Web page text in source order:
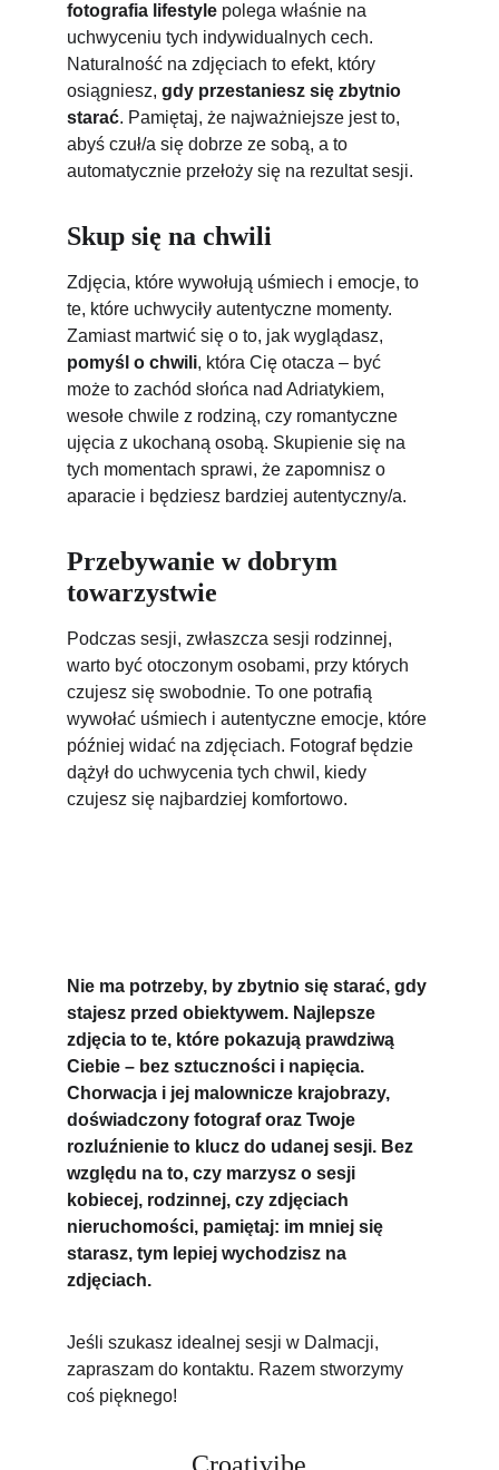
fotografia lifestyle polega właśnie na
uchwyceniu tych indywidualnych cech.
Naturalność na zdjęciach to efekt, który
osiągniesz, gdy przestaniesz się zbytnio
starać. Pamiętaj, że najważniejsze jest to,
abyś czuł/a się dobrze ze sobą, a to
automatycznie przełoży się na rezultat sesji.
Skup się na chwili
Zdjęcia, które wywołują uśmiech i emocje, to
te, które uchwyciły autentyczne momenty.
Zamiast martwić się o to, jak wyglądasz,
pomyśl o chwili, która Cię otacza – być
może to zachód słońca nad Adriatykiem,
wesołe chwile z rodziną, czy romantyczne
ujęcia z ukochaną osobą. Skupienie się na
tych momentach sprawi, że zapomnisz o
aparacie i będziesz bardziej autentyczny/a.
Przebywanie w dobrym
towarzystwie
Podczas sesji, zwłaszcza sesji rodzinnej,
warto być otoczonym osobami, przy których
czujesz się swobodnie. To one potrafią
wywołać uśmiech i autentyczne emocje, które
później widać na zdjęciach. Fotograf będzie
dążył do uchwycenia tych chwil, kiedy
czujesz się najbardziej komfortowo.
Nie ma potrzeby, by zbytnio się starać, gdy
stajesz przed obiektywem. Najlepsze
zdjęcia to te, które pokazują prawdziwą
Ciebie – bez sztuczności i napięcia.
Chorwacja i jej malownicze krajobrazy,
doświadczony fotograf oraz Twoje
rozluźnienie to klucz do udanej sesji. Bez
względu na to, czy marzysz o sesji
kobiecej, rodzinnej, czy zdjęciach
nieruchomości, pamiętaj: im mniej się
starasz, tym lepiej wychodzisz na
zdjęciach.
Jeśli szukasz idealnej sesji w Dalmacji,
zapraszam do kontaktu. Razem stworzymy
coś pięknego!